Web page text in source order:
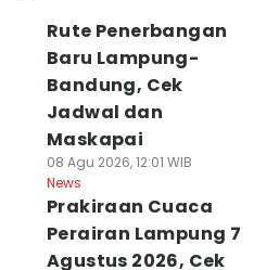
Rute Penerbangan
Baru Lampung-
Bandung, Cek
Jadwal dan
Maskapai
08 Agu 2026, 12:01 WIB
News
Prakiraan Cuaca
Perairan Lampung 7
Agustus 2026, Cek